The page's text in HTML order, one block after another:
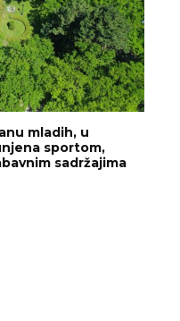
mladih, u
sportom,
sadržajima